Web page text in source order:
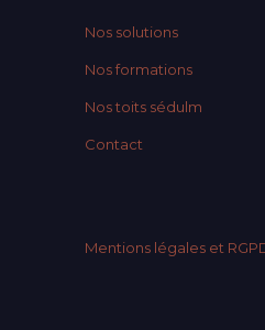
Nos solutions
Nos formations
Nos toits sédulm
Contact
Mentions légales et